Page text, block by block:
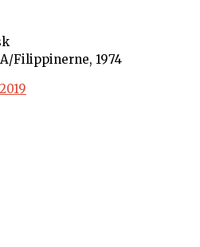
Filippinerne, 1974